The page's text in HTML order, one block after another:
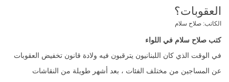
العقوبات؟
الكاتب: صلاح سلام
كتب صلاح سلام في اللواء
في الوقت الذي كان اللبنانيون يترقبون فيه ولادة قانون تخفيض العقوبات
عن المساجين من مختلف الفئات ، بعد أشهر طويلة من النقاشات